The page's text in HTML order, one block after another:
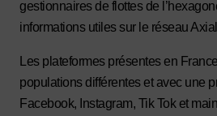
gestionnaires de flottes de
informations utiles sur le réseau
Les plateformes présentes en
populations différentes et avec une
Facebook, Instagram, Tik Tok et